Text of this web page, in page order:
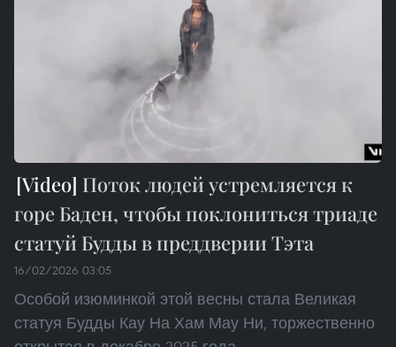
Поток людей устремляется к
горе Баден, чтобы поклониться триаде
статуй Будды в преддверии Тэта
16/02/2026 03:05
Особой изюминкой этой весны стала Великая
статуя Будды Кау На Хам Мау Ни, торжественно